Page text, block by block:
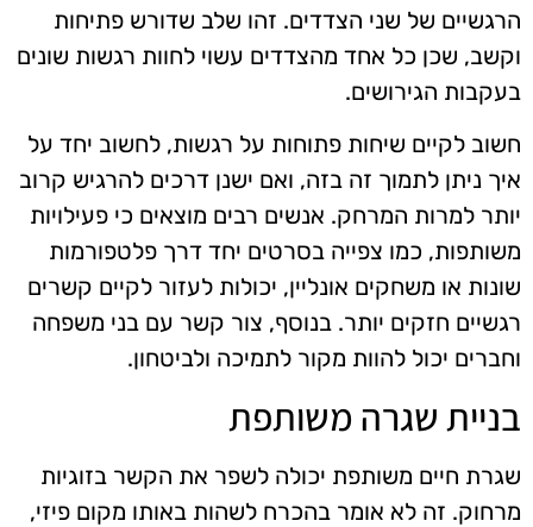
הרגשיים של שני הצדדים. זהו שלב שדורש פתיחות
וקשב, שכן כל אחד מהצדדים עשוי לחוות רגשות שונים
בעקבות הגירושים.
חשוב לקיים שיחות פתוחות על רגשות, לחשוב יחד על
איך ניתן לתמוך זה בזה, ואם ישנן דרכים להרגיש קרוב
יותר למרות המרחק. אנשים רבים מוצאים כי פעילויות
משותפות, כמו צפייה בסרטים יחד דרך פלטפורמות
שונות או משחקים אונליין, יכולות לעזור לקיים קשרים
רגשיים חזקים יותר. בנוסף, צור קשר עם בני משפחה
וחברים יכול להוות מקור לתמיכה ולביטחון.
בניית שגרה משותפת
שגרת חיים משותפת יכולה לשפר את הקשר בזוגיות
מרחוק. זה לא אומר בהכרח לשהות באותו מקום פיזי,